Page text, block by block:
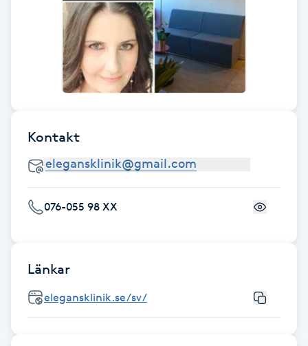
Hyaluronsyra
Hyperhidros
Hårborttagning
Hårbottenbehandling
Hårförlängning
Hälsa
Kontakt
076-055 98 XX
Länkar
elegansklinik.se/sv/